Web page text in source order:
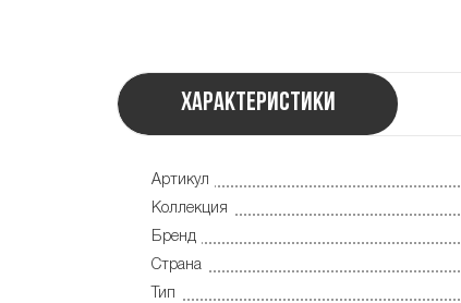
Характеристики
Артикул
Коллекция
Бренд
Страна
Тип